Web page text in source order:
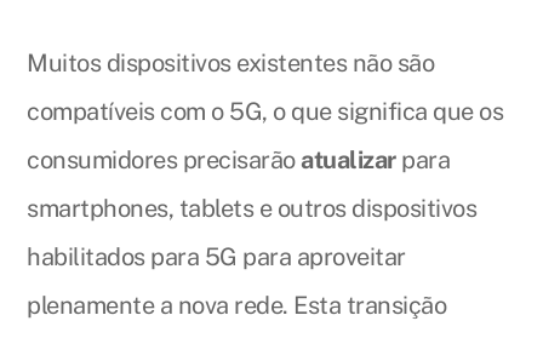
Muitos dispositivos existentes não são
compatíveis com o 5G, o que significa que os
consumidores precisarão atualizarpara
smartphones, tablets e outros dispositivos
habilitados para 5G para aproveitar
plenamente a nova rede. Esta transição